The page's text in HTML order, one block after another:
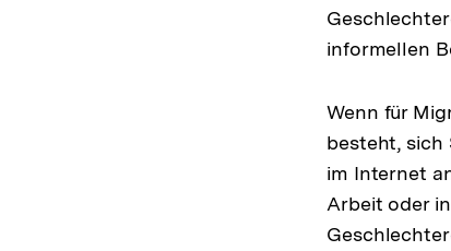
informellen
Wenn für
besteht, sich
im Internet
Arbeit oder